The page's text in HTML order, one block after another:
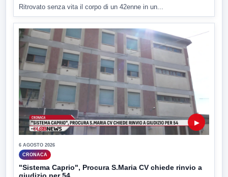
Ritrovato senza vita il corpo di un 42enne in un...
▶
6 AGOSTO 2026
CRONACA
"Sistema Caprio", Procura S.Maria CV chiede rinvio a